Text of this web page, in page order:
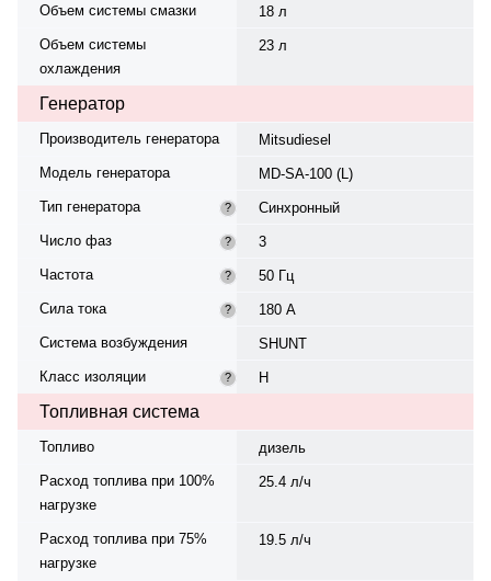
Объем системы смазки
18 л
Объем системы
охлаждения
23 л
Генератор
Производитель генератора
Mitsudiesel
Модель генератора
MD-SA-100 (L)
Тип генератора
?
Синхронный
Число фаз
?
3
Частота
?
50 Гц
Сила тока
?
180 А
Система возбуждения
SHUNT
Класс изоляции
? H
Топливная система
Топливо
дизель
Расход топлива при 100%
нагрузке
25.4 л/ч
Расход топлива при 75%
нагрузке
19.5 л/ч